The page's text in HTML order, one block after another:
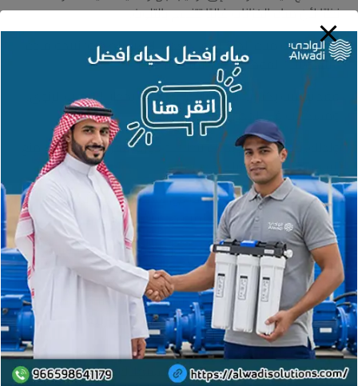
نظرًا لأن مياه الخزانات غالبًا تتنسم بالتلوث.
فقد تتسبب مياه الخزانات في بعض الأضرار الصحية؛ نتيجة مادة
“الليجونيلا” الموجودة في المياه الراكدة.
فقد تتسبب بكتيريا الليجونيلا في الإصابة بخطر الالتهاب الرئوي،
ومشكلات في الجهاز التنفسي، والرئتين.
ولذلك، ينصح بالقيام بدورة تنظيفية دورية للخزانات؛ من أجل منع
انتشار بكتيريا الليجونيلا الخطيرة.
قد يساعدك تركيب جهاز تحلية في تنقية مياه الخزانات، وإزالة
الأملاح، والمعادن الثقيلة المتواجدة بها.
علاوة على ذلك، فقد يساعد جهاز تحلية المياه في تحسين
جودة المياه، ورائحتها؛ لتصبح أفضل عند الاستخدام.
وبناءً على ذلك، إذا كان مصدر المياه الأساسي لك هو مياه
خزانات، فقد تحتاج إلى جهازتحلية المياه المنزلية
حيث يساعدك الجهاز في إزالة المعادن الثقيلة، والأملاح، وتطهير
المياه، وتحويلها إلى مياه صالحة للاستهلاك.